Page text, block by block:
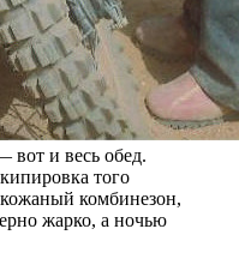
вот и весь обед.
того
комбинезон,
жарко, а ночью